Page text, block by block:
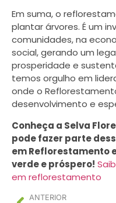
Em suma, o
plantar árvores. É um
comunidades, na
social, gerando um
prosperidade e
temos orgulho em
onde o
desenvolvimento e
Conheça a Selva
pode fazer parte
em Reflorestamento
verde e próspero!
em reflorestamento
ANTERIOR